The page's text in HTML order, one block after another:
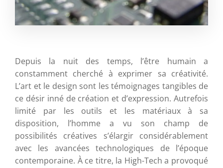
Depuis la nuit des temps, l’être humain a
constamment cherché à exprimer sa créativité.
L’art et le design sont les témoignages tangibles de
ce désir inné de création et d’expression. Autrefois
limité par les outils et les matériaux à sa
disposition, l’homme a vu son champ de
possibilités créatives s’élargir considérablement
avec les avancées technologiques de l’époque
contemporaine. À ce titre, la High-Tech a provoqué